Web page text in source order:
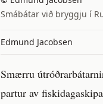
Smábátar við bryggju í
Edmund Jacobsen
Smærru
partur av